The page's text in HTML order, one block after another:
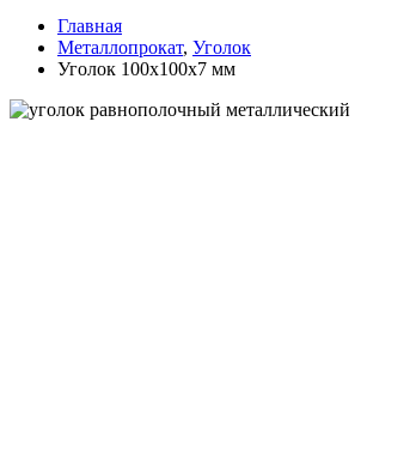
Главная
Металлопрокат, Уголок
Уголок 100х100х7 мм